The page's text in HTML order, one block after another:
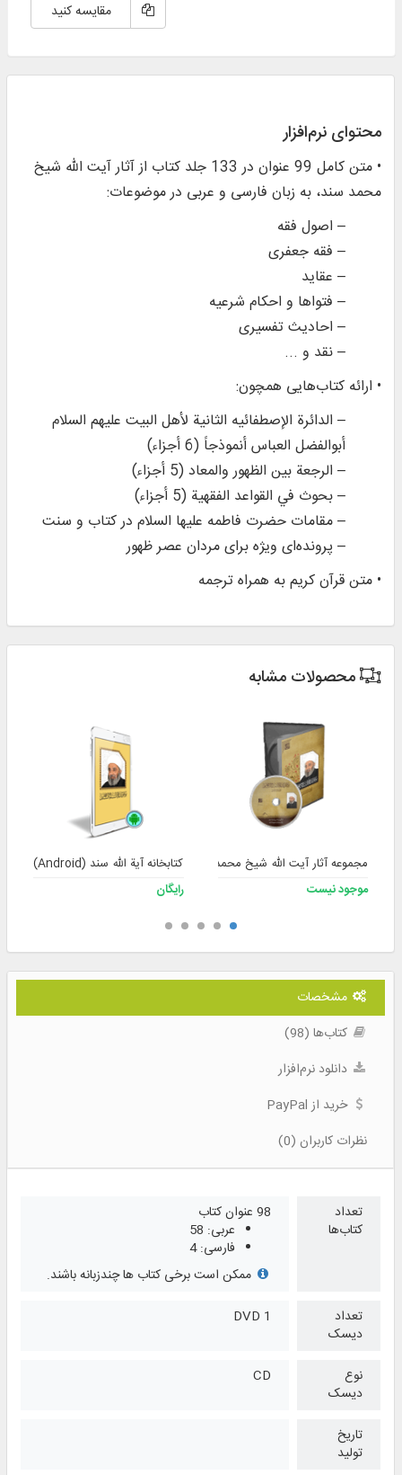
مقایسه کنید
محتوای نرم‌افزار
• متن کامل 99 عنوان در 133 جلد کتاب از آثار آیت‌ الله شیخ
محمد سند، به زبان فارسی و عربی در موضوعات:
– اصول فقه
– فقه جعفری
– عقاید
– فتواها و احکام شرعیه
– احادیث تفسیری
– نقد و ...
• ارائه کتاب‌‌هایی همچون:
– الدائرة الإصطفائیه الثانیة لأهل البیت علیهم السلام
أبوالفضل العباس أنموذجاً (6 أجزاء)
– الرجعة بین الظهور والمعاد (5 أجزاء)
– بحوث في القواعد الفقهیة (5 أجزاء)
– مقامات حضرت فاطمه علیها السلام در کتاب و سنت
– پرونده‌ای ویژه برای مردان عصر ظهور
• متن قرآن کریم به همراه ترجمه
محصولات مشابه
مجموعه آثار آیت الله شیخ محمد سند حفظه الله نسخه 2
موجود نیست
کتابخانه آیة الله سند (Android)
رایگان
مشخصات
کتاب‌ها (98)
دانلود نرم‌افزار
خرید از PayPal
نظرات کاربران (0)
تعداد
کتاب‌ها
98 عنوان کتاب
عربی: 58
فارسی: 4
ممکن است برخی کتاب ها چندزبانه باشند.
تعداد
دیسک
1 DVD
نوع
دیسک
CD
تاریخ
تولید